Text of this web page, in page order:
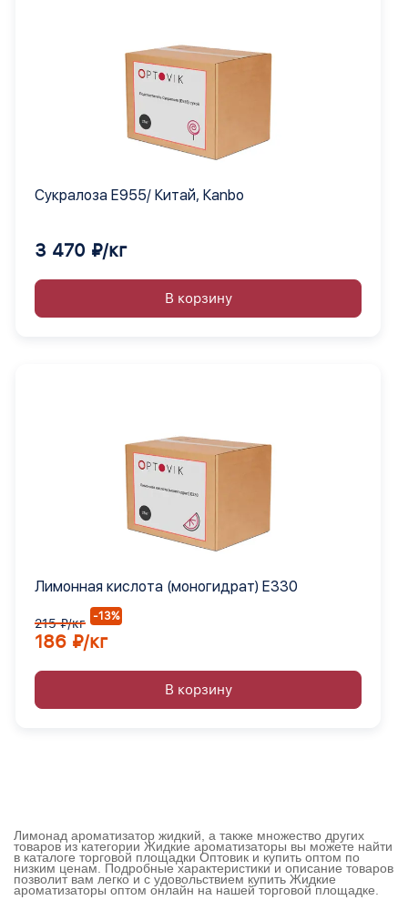
Сукралоза Е955/ Китай, Кanbo
3 470 ₽/кг
В корзину
Лимонная кислота (моногидрат) Е330
215 ₽/кг -13%
186 ₽/кг
В корзину
Лимонад ароматизатор жидкий, а также множество других
товаров из категории Жидкие ароматизаторы вы можете найти
в каталоге торговой площадки Оптовик и купить оптом по
низким ценам. Подробные характеристики и описание товаров
позволит вам легко и с удовольствием купить Жидкие
ароматизаторы оптом онлайн на нашей торговой площадке.